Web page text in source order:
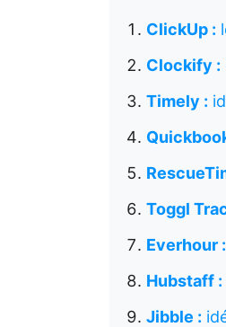
ClickUp :
Clockify :
Timely :
Toggl
Everhour :
Hubstaff :
Jibble :